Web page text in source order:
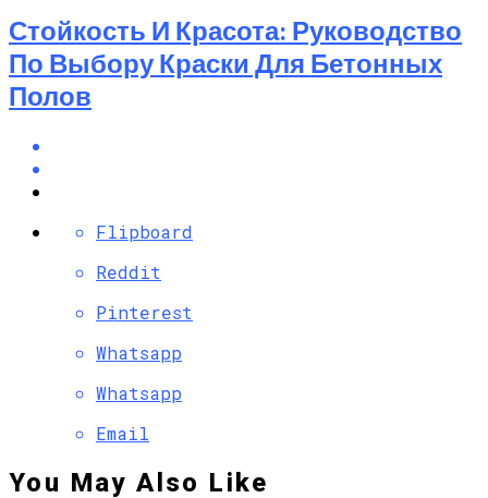
Стойкость И Красота: Руководство
По Выбору Краски Для Бетонных
Полов
Flipboard
Reddit
Pinterest
Whatsapp
Whatsapp
Email
You May Also Like